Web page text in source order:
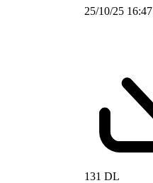
25/10/25 16:47
131 DL